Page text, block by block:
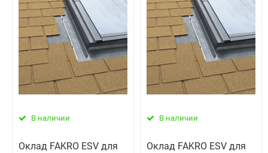
В наличии
Оклад FAKRO ESV для
В наличии
Оклад FAKRO ESV для